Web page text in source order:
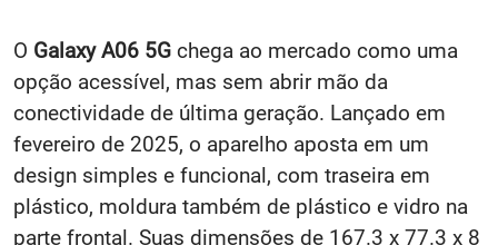
O Galaxy A06 5G chega ao mercado como uma
opção acessível, mas sem abrir mão da
conectividade de última geração. Lançado em
fevereiro de 2025, o aparelho aposta em um
design simples e funcional, com traseira em
plástico, moldura também de plástico e vidro na
parte frontal. Suas dimensões de 167.3 x 77.3 x 8